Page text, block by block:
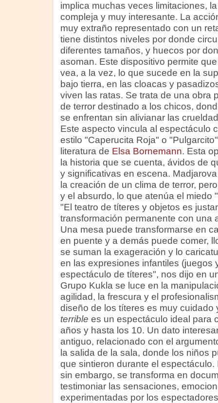
implica muchas veces limitaciones,
compleja y muy interesante. La
muy extraño representado con un
tiene distintos niveles por donde
diferentes tamaños, y huecos por
asoman. Este dispositivo permite
vea, a la vez, lo que sucede en la
bajo tierra, en las cloacas y
viven las ratas. Se trata de una obra
de terror destinado a los chicos,
se enfrentan sin alivianar las
Este aspecto vincula al espectáculo
estilo "Caperucita Roja" o
literatura de Elsa Bornemann. Esta
la historia que se cuenta, ávidos de
y significativas en escena.
la creación de un clima de terror,
y el absurdo, lo que atenúa el miedo
"El teatro de títeres y objetos es
transformación permanente con una
Una mesa puede transformarse en
en puente y a demás puede comer,
se suman la exageración y lo
en las expresiones infantiles (juegos
espectáculo de títeres", nos dijo en
Grupo Kukla se luce en la
agilidad, la frescura y el
diseño de los títeres es muy cuidado
terrible es un espectáculo ideal para
años y hasta los 10. Un dato
antiguo, relacionado con el
la salida de la sala, donde los niños
que sintieron durante el
sin embargo, se transforma en
testimoniar las sensaciones,
experimentadas por los